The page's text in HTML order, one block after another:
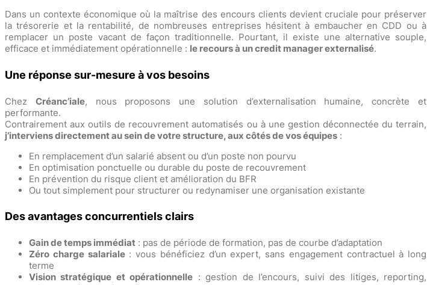
Dans un contexte économique où la maîtrise des encours clients devient cruciale pour préserver
la trésorerie et la rentabilité, de nombreuses entreprises hésitent à embaucher en CDD ou à
remplacer un poste vacant de façon traditionnelle. Pourtant, il existe une alternative souple,
efficace et immédiatement opérationnelle : le recours à un credit manager externalisé.
Une réponse sur-mesure à vos besoins
Chez Créanc’iale, nous proposons une solution d’externalisation humaine, concrète et
performante.
Contrairement aux outils de recouvrement automatisés ou à une gestion déconnectée du terrain,
j’interviens directement au sein de votre structure, aux côtés de vos équipes :
En remplacement d’un salarié absent ou d’un poste non pourvu
En optimisation ponctuelle ou durable du poste de recouvrement
En prévention du risque client et amélioration du BFR
Ou tout simplement pour structurer ou redynamiser une organisation existante
Des avantages concurrentiels clairs
Gain de temps immédiat : pas de période de formation, pas de courbe d’adaptation
Zéro charge salariale: vous bénéficiez d’un expert, sans engagement contractuel à long
terme
Vision stratégique et opérationnelle : gestion de l’encours, suivi des litiges, reporting,